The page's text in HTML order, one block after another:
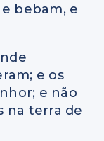
bebam, e
e os
e não
na terra de